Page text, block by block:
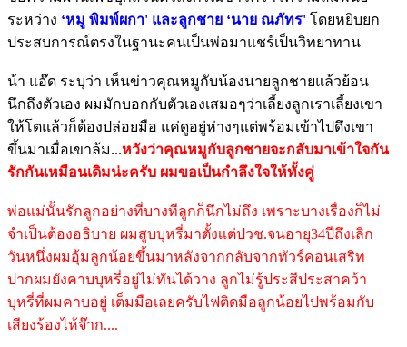
ระหว่าง ‘หมู พิมพ์ผกา' และลูกชาย ‘นาย ณภัทร' โดยหยิบยก
ประสบการณ์ตรงในฐานะคนเป็นพ่อมาแชร์เป็นวิทยาทาน
น้า แอ๊ด ระบุว่า เห็นข่าวคุณหมูกับน้องนายลูกชายแล้วย้อน
นึกถึงตัวเอง ผมมักบอกกับตัวเองเสมอๆว่าเลี้ยงลูกเราเลี้ยงเขา
ให้โตแล้วก็ต้องปล่อยมือ แค่ดูอยู่ห่างๆแต่พร้อมเข้าไปดึงเขา
ขึ้นมาเมื่อเขาล้ม...หวังว่าคุณหมูกับลูกชายจะกลับมาเข้าใจกัน
รักกันเหมือนเดิมน่ะครับ ผมขอเป็นกำลึงใจให้ทั้งคู่
พ่อแม่นั้นรักลูกอย่างที่บางทีลูกก็นึกไม่ถึง เพราะบางเรื่องก็ไม่
จำเป็นต้องอธิบาย ผมสูบบุหรี่มาตั้งเเต่ปวช.จนอายุ34ปีถึงเลิก
วันหนึ่งผมอุ้มลูกน้อยขึ้นมาหลังจากกลับจากทัวร์คอนเสริท
ปากผมยังคาบบุหรี่อยู่ไม่ทันได้วาง ลูกไม่รู้ประสีประสาคว้า
บุหรี่ที่ผมคาบอยู่ เต็มมือเลยครับไฟติดมือลูกน้อยไปพร้อมกับ
เสียงร้องไห้จ๊าก....